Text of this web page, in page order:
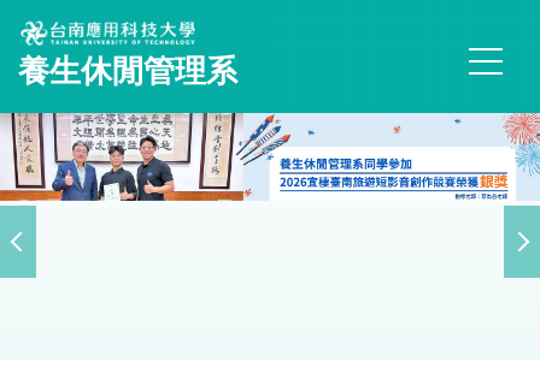
跳
到
主
內
容
區
養生休閒管理系